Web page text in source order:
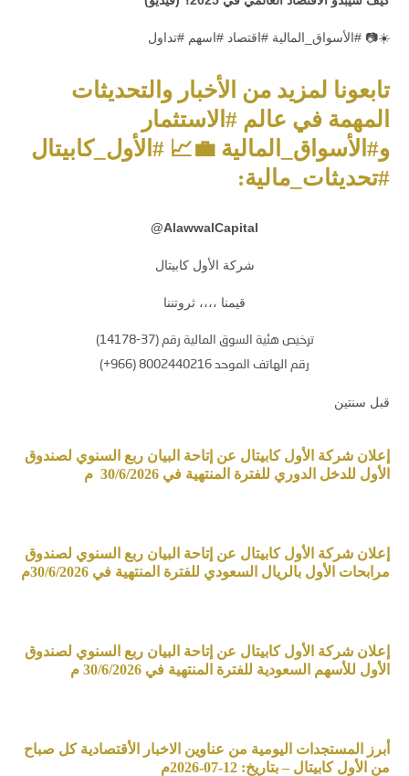
☀️📷 #الأسواق_المالية #اقتصاد #اسهم #تداول
تابعونا لمزيد من الأخبار والتحديثات
المهمة في عالم #الاستثمار
و#الأسواق_المالية 💼📈 #الأول_كابيتال
#تحديثات_مالية:
AlawwalCapital
@
شركة الأول كابيتال
قيمنا ،،،، ثروتننا
ترخيص هئية السوق المالية رقم (37-14178)
رقم الهاتف الموحد 8002440216 (966+)
قبل سنتين
إعلان شركة الأول كابيتال عن إتاحة البيان ربع السنوي لصندوق
الأول للدخل الدوري للفترة المنتهية في 30/6/2026 م
إعلان شركة الأول كابيتال عن إتاحة البيان ربع السنوي لصندوق
مرابحات الأول بالريال السعودي للفترة المنتهية في 30/6/2026م
إعلان شركة الأول كابيتال عن إتاحة البيان ربع السنوي لصندوق
الأول للأسهم السعودية للفترة المنتهية في 30/6/2026 م
أبرز المستجدات اليومية من عناوين الاخبار الأقتصادية كل صباح
من الأول كابيتال – بتاريخ: 12-07-2026م